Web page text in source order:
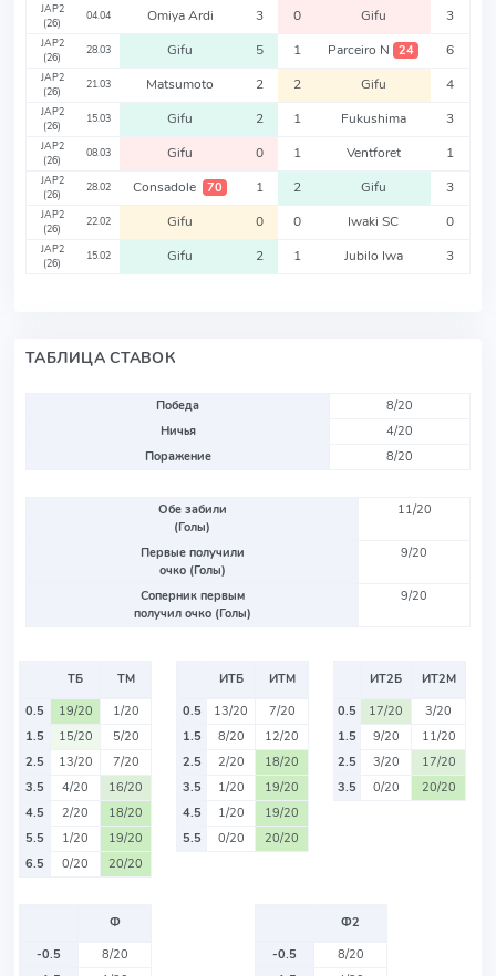
JAP2
(26)
04.04 Omiya Ardi 3 0 Gifu 3
JAP2
(26)
28.03 Gifu 5 1 Parceiro N 24 6
JAP2
(26)
21.03 Matsumoto 2 2 Gifu 4
JAP2
(26)
15.03 Gifu 2 1 Fukushima 3
JAP2
(26)
08.03 Gifu 0 1 Ventforet 1
JAP2
(26)
28.02 Consadole 70 1 2 Gifu 3
JAP2
(26)
22.02 Gifu 0 0 Iwaki SC 0
JAP2
(26)
15.02 Gifu 2 1 Jubilo Iwa 3
ТАБЛИЦА СТАВОК
Победа
8/20
Ничья
4/20
Поражение
8/20
Обе забили
(Голы)
11/20
Первые получили
очко (Голы)
9/20
Соперник первым
получил очко (Голы)
9/20
ТБ
ТМ
0.5
19/20
1/20
1.5
15/20
5/20
2.5
13/20
7/20
3.5
4/20
16/20
4.5
2/20
18/20
5.5
1/20
19/20
6.5
0/20 20/20
ИТБ
ИТМ
0.5
13/20
7/20
1.5
8/20
12/20
2.5
2/20
18/20
3.5
1/20
19/20
4.5
1/20
19/20
5.5
0/20 20/20
ИТ2Б
ИТ2М
0.5
17/20
3/20
1.5
9/20
11/20
2.5
3/20
17/20
3.5
0/20 20/20
Ф
-0.5
8/20
Ф2
-0.5
8/20